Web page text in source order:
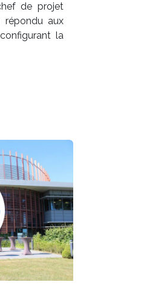
de projet
répondu aux
la